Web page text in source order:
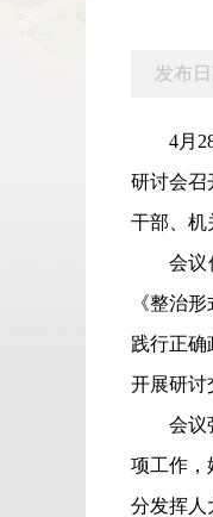
发布
4月
研讨会召
干部、机
会议
《整治
践行正
开展研讨
会议
项工作，
分发挥人